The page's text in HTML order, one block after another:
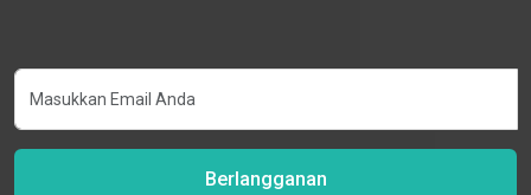
Berlangganan